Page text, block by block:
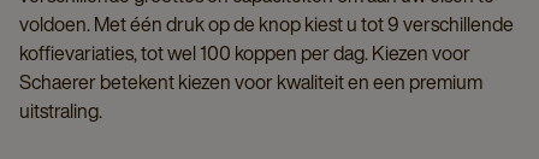
voldoen. Met één druk op de knop kiest u tot 9 verschillende
koffievariaties, tot wel 100 koppen per dag. Kiezen voor
Schaerer betekent kiezen voor kwaliteit en een premium
uitstraling.